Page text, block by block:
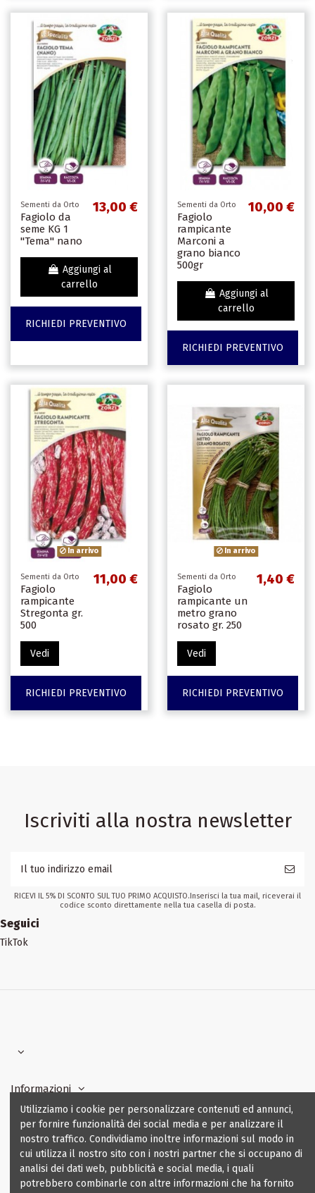
Sementi da Orto
Fagiolo da
seme KG 1
''Tema'' nano
13,00 €
Aggiungi al
carrello
RICHIEDI PREVENTIVO
Sementi da Orto
Fagiolo
rampicante
Marconi a
grano bianco
500gr
10,00 €
Aggiungi al
carrello
RICHIEDI PREVENTIVO
In arrivo
Sementi da Orto
Fagiolo
rampicante
Stregonta gr.
500
11,00 €
Vedi
RICHIEDI PREVENTIVO
In arrivo
Sementi da Orto
Fagiolo
rampicante un
metro grano
rosato gr. 250
1,40 €
Vedi
RICHIEDI PREVENTIVO
Iscriviti alla nostra newsletter
RICEVI IL 5% DI SCONTO SUL TUO PRIMO ACQUISTO.Inserisci la tua mail, riceverai il
codice sconto direttamente nella tua casella di posta.
Seguici
TikTok
Informazioni
I nostri contatti
Utilizziamo i cookie per personalizzare contenuti ed annunci,
per fornire funzionalità dei social media e per analizzare il
nostro traffico. Condividiamo inoltre informazioni sul modo in
cui utilizza il nostro sito con i nostri partner che si occupano di
analisi dei dati web, pubblicità e social media, i quali
potrebbero combinarle con altre informazioni che ha fornito